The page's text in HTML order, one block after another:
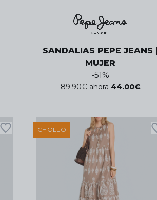
SANDALIAS PEPE JEANS |
MUJER
-51%
89.90€ ahora 44.00€
CHOLLO